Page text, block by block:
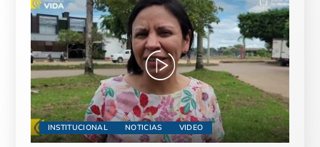
INSTITUCIONAL NOTICIAS VIDEO